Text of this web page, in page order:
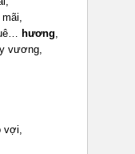
hương,
vương,
vợi,